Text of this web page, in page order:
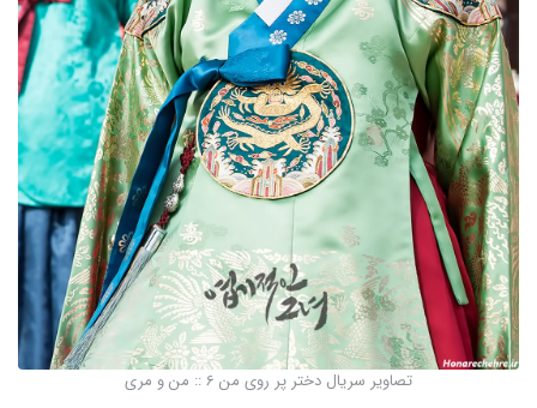
تصاویر سریال دختر پر روی من 6 :: من و مری